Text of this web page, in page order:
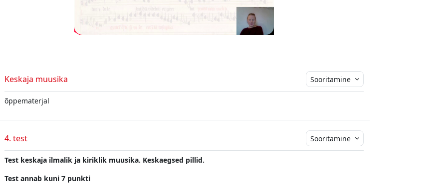
video
Keskaja muusikaRaamat Sooritamine
õppematerjal
4. test Sooritamine
Test keskaja ilmalik ja kiriklik muusika. Keskaegsed pillid.
Test annab kuni 7 punkti